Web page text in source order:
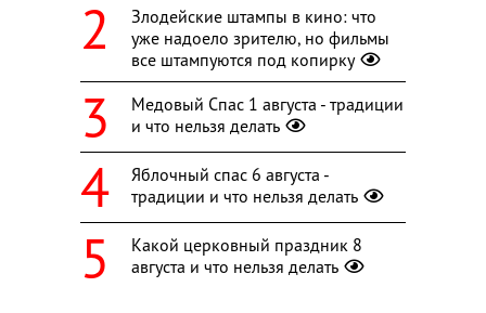
Злодейские штампы в кино: что
уже надоело зрителю, но фильмы
все штампуются под копирку
Медовый Спас 1 августа - традиции
и что нельзя делать
Яблочный спас 6 августа -
традиции и что нельзя делать
Какой церковный праздник 8
августа и что нельзя делать